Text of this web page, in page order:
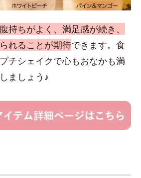
腹持ちがよく、満足感が続き、
れることが期待できます。食
チシェイクで心もおなかも満
ましょう♪